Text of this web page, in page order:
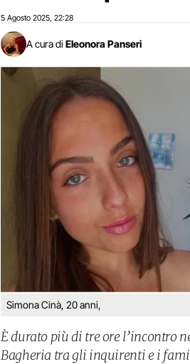
5 Agosto 2025 22:28
A cura di Eleonora Panseri
Simona Cinà, 20 anni,
È durato più di tre ore l’incontro
Bagheria tra gli inquirenti e i